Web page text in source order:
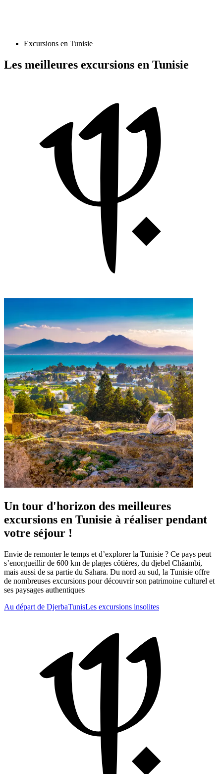
Excursions en Tunisie
Les meilleures excursions en Tunisie
Un tour d'horizon des meilleures
excursions en Tunisie à réaliser pendant
votre séjour !
Envie de remonter le temps et d’explorer la Tunisie ? Ce pays peut
s’enorgueillir de 600 km de plages côtières, du djebel Châambi,
mais aussi de sa partie du Sahara. Du nord au sud, la Tunisie offre
de nombreuses excursions pour découvrir son patrimoine culturel et
ses paysages authentiques
Au départ de DjerbaTunisLes excursions insolites